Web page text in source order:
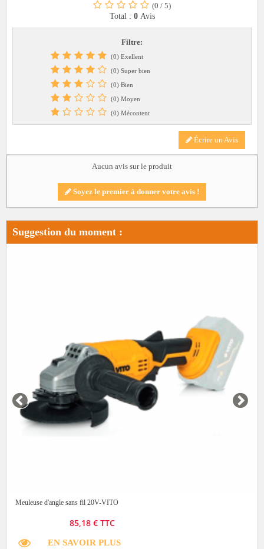
(0 / 5)
Total : 0 Avis
Filtre:
(0) Exellent
(0) Super bien
(0) Bien
(0) Moyen
(0) Mécontent
Écrire un Avis
Aucun avis sur le produit
Soyez le premier à donner votre avis !
Suggestion du moment :
Meuleuse d'angle sans fil 20V-VITO
85,18 € TTC
EN SAVOIR PLUS